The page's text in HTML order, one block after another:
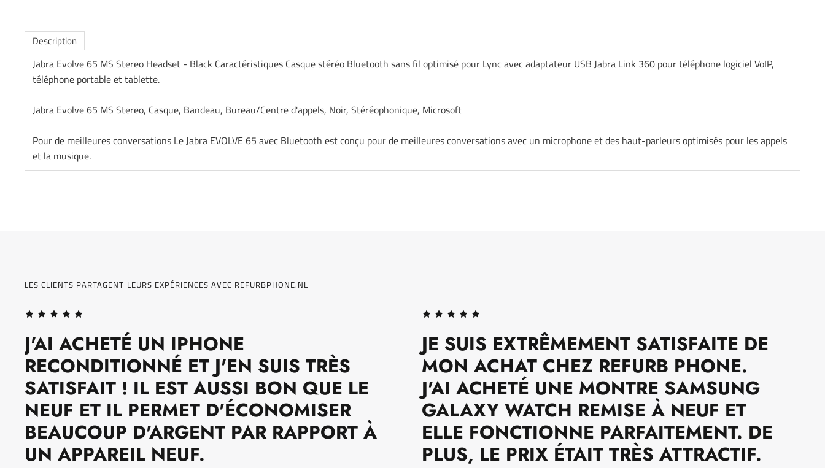
Description
Jabra Evolve 65 MS Stereo Headset - Black Caractéristiques Casque stéréo Bluetooth sans fil optimisé pour Lync avec adaptateur USB Jabra Link 360 pour téléphone logiciel VoIP,
téléphone portable et tablette.
Jabra Evolve 65 MS Stereo, Casque, Bandeau, Bureau/Centre d'appels, Noir, Stéréophonique, Microsoft
Pour de meilleures conversations Le Jabra EVOLVE 65 avec Bluetooth est conçu pour de meilleures conversations avec un microphone et des haut-parleurs optimisés pour les appels
et la musique.
LES CLIENTS PARTAGENT LEURS EXPÉRIENCES AVEC REFURBPHONE.NL
J'AI ACHETÉ UN IPHONE
RECONDITIONNÉ ET J'EN SUIS TRÈS
SATISFAIT ! IL EST AUSSI BON QUE LE
NEUF ET IL PERMET D'ÉCONOMISER
BEAUCOUP D'ARGENT PAR RAPPORT À
UN APPAREIL NEUF.
JE SUIS EXTRÊMEMENT SATISFAITE DE
MON ACHAT CHEZ REFURB PHONE.
J'AI ACHETÉ UNE MONTRE SAMSUNG
GALAXY WATCH REMISE À NEUF ET
ELLE FONCTIONNE PARFAITEMENT. DE
PLUS, LE PRIX ÉTAIT TRÈS ATTRACTIF.